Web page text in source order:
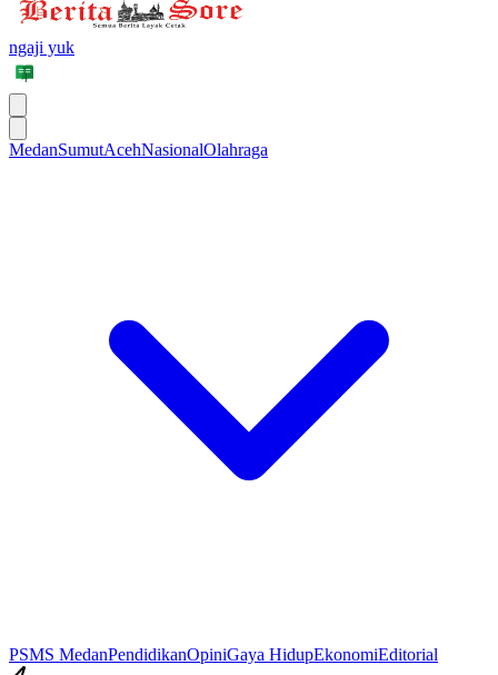
ngaji yuk
MedanSumutAcehNasionalOlahraga
PSMS MedanPendidikanOpiniGaya HidupEkonomiEditorial